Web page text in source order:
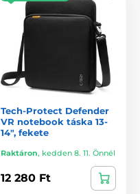
Tech-Protect Defender
VR notebook táska 13-
14", fekete
Raktáron, kedden 8. 11. Önnél
12 280 Ft